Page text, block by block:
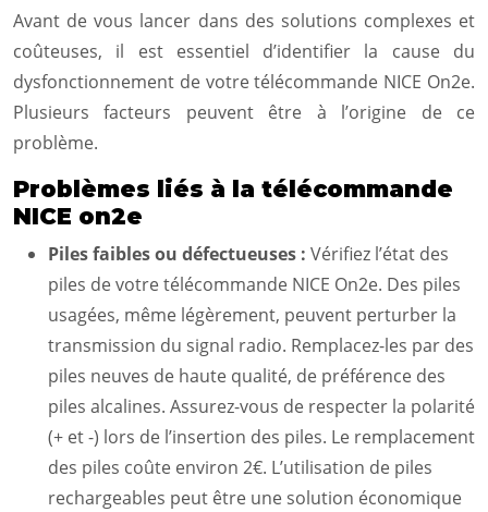
Avant de vous lancer dans des solutions complexes et
coûteuses, il est essentiel d’identifier la cause du
dysfonctionnement de votre télécommande NICE On2e.
Plusieurs facteurs peuvent être à l’origine de ce
problème.
Problèmes liés à la télécommande
NICE on2e
Piles faibles ou défectueuses : Vérifiez l’état des
piles de votre télécommande NICE On2e. Des piles
usagées, même légèrement, peuvent perturber la
transmission du signal radio. Remplacez-les par des
piles neuves de haute qualité, de préférence des
piles alcalines. Assurez-vous de respecter la polarité
(+ et -) lors de l’insertion des piles. Le remplacement
des piles coûte environ 2€. L’utilisation de piles
rechargeables peut être une solution économique